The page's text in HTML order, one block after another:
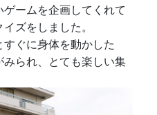
ームを企画してくれて
ズをしました。
ぐに身体を動かした
みられ、とても楽しい集